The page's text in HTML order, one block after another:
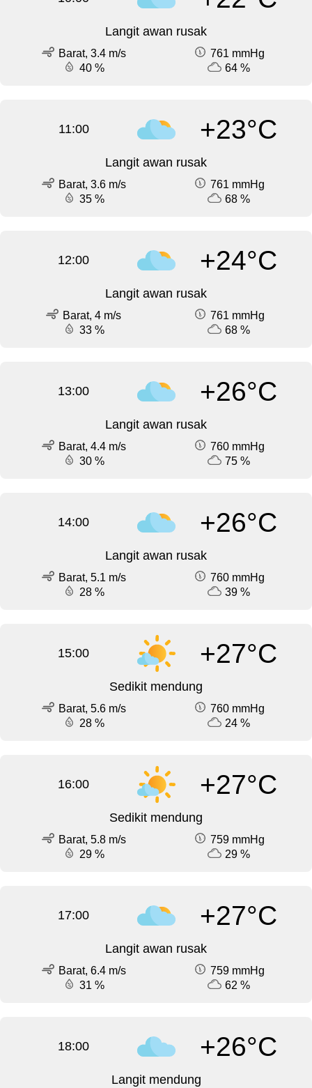
Langit awan rusak
Barat, 3.4 m/s
761 mmHg
40 %
64 %
11:00 +23°C
Langit awan rusak
Barat, 3.6 m/s
761 mmHg
35 %
68 %
12:00 +24°C
Langit awan rusak
Barat, 4 m/s
761 mmHg
33 %
68 %
13:00 +26°C
Langit awan rusak
Barat, 4.4 m/s
760 mmHg
30 %
75 %
14:00 +26°C
Langit awan rusak
Barat, 5.1 m/s
760 mmHg
28 %
39 %
15:00 +27°C
Sedikit mendung
Barat, 5.6 m/s
760 mmHg
28 %
24 %
16:00 +27°C
Sedikit mendung
Barat, 5.8 m/s
759 mmHg
29 %
29 %
17:00 +27°C
Langit awan rusak
Barat, 6.4 m/s
759 mmHg
31 %
62 %
18:00 +26°C
Langit mendung